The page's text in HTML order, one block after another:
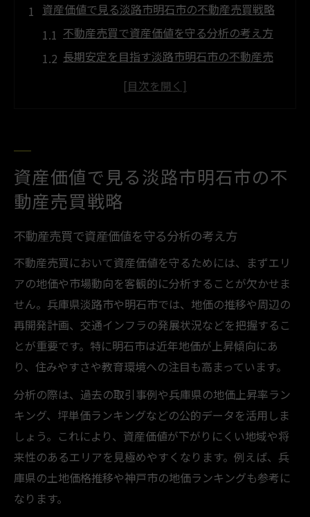
資産価値で見る淡路市明石市の不動産売買戦略
不動産売買で資産価値を守る分析の考え方
長期安定を目指す淡路市明石市の不動産売
不動産分析からみる兵庫県エリアの今後
不動産売買の観点で見る兵庫県の将来性
由
最新データで探る不動産売買の動向と傾向
エリア別の不動産売買分析で資産価値を比
較
不動産売買に活かす兵庫県の市場分析ポイ
ント
安定資産を目指すなら不動産売買の判断が重要
不動産売買で安定資産を築く判断基準
失敗しない不動産売買のタイミングと分析
法
資産価値安定に必要な不動産売買の考え方
資産価値で見る淡路市明石市の不
動産売買戦略
不動産売買で資産価値を守る分析の考え方
不動産売買において資産価値を守るためには、まずエリ
アの地価や市場動向を客観的に分析することが欠かせま
せん。兵庫県淡路市や明石市では、地価の推移や周辺の
再開発計画、交通インフラの発展状況などを把握するこ
とが重要です。特に明石市は近年地価が上昇傾向にあ
り、住みやすさや教育環境への注目も高まっています。
分析の際は、過去の取引事例や兵庫県の地価上昇率ラン
キング、坪単価ランキングなどの公的データを活用しま
しょう。これにより、資産価値が下がりにくい地域や将
来性のあるエリアを見極めやすくなります。例えば、兵
庫県の土地価格推移や神戸市の地価ランキングも参考に
なります。